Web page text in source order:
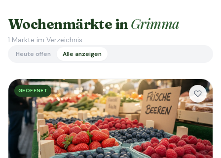
Wochenmärkte inGrimma
1 Märkte im Verzeichnis
Heute offen Alle anzeigen
GEÖFFNET